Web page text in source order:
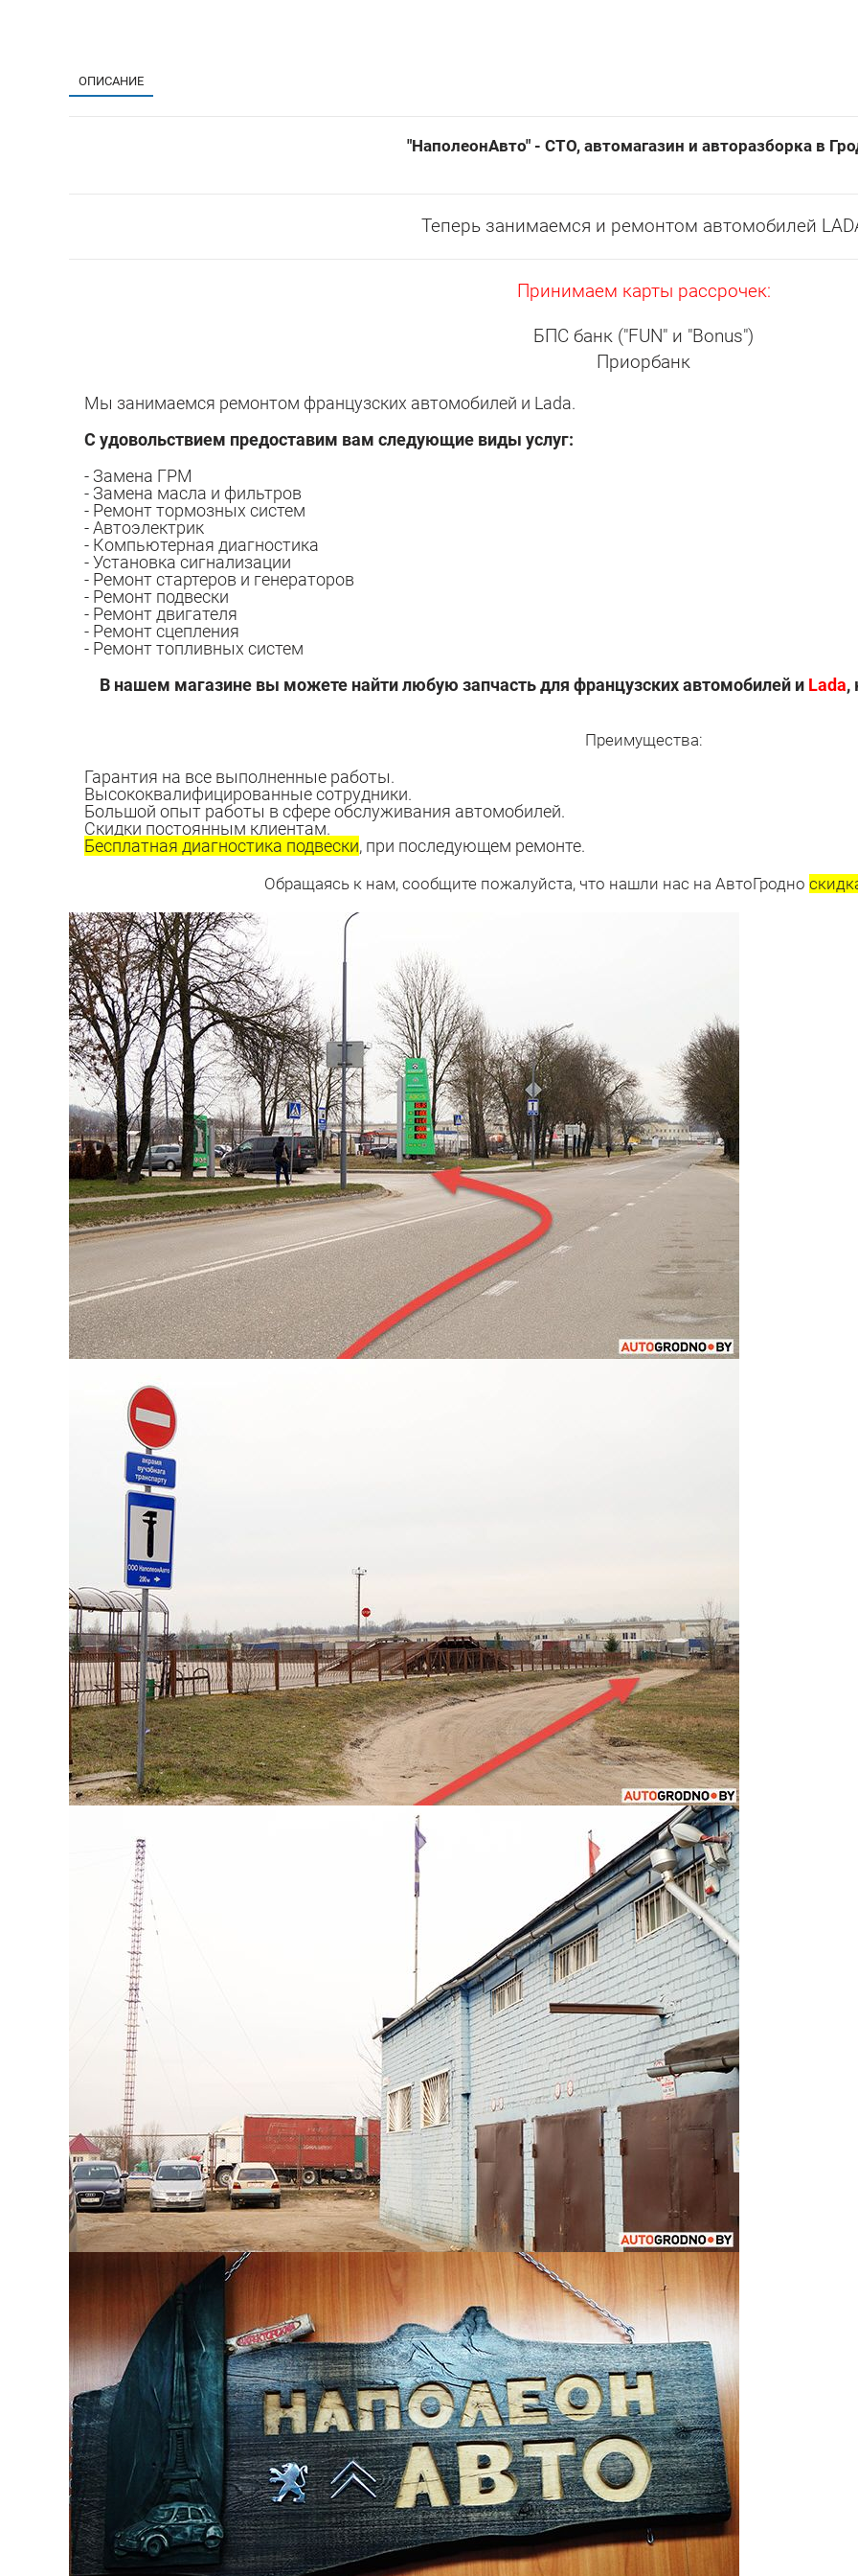
ОПИСАНИЕ
"НаполеонАвто" - СТО, автомагазин и авторазборка в
Теперь занимаемся и ремонтом автомобилей
Принимаем карты рассрочек:
БПС банк ("FUN" и "Bonus")
Приорбанк
Мы занимаемся ремонтом французских автомобилей и Lada.
С удовольствием предоставим вам следующие виды услуг:
- Замена ГРМ
- Замена масла и фильтров
- Ремонт тормозных систем
- Автоэлектрик
- Компьютерная диагностика
- Установка сигнализации
- Ремонт стартеров и генераторов
- Ремонт подвески
- Ремонт двигателя
- Ремонт сцепления
- Ремонт топливных систем
В нашем магазине вы можете найти любую запчасть для французских автомобилей и Lada,
Преимущества:
Гарантия на все выполненные работы.
Высококвалифицированные сотрудники.
Большой опыт работы в сфере обслуживания автомобилей.
Скидки постоянным клиентам.
Бесплатная диагностика подвески, при последующем ремонте.
Обращаясь к нам, сообщите пожалуйста, что нашли нас на АвтоГродно